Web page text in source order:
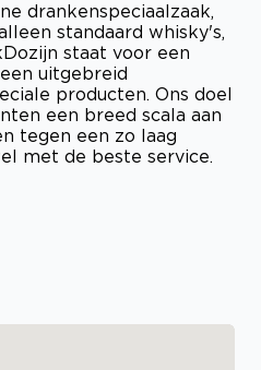
drankenspeciaalzaak,
standaard whisky's,
staat voor een
uitgebreid
producten. Ons doel
een breed scala aan
tegen een zo laag
met de beste service.